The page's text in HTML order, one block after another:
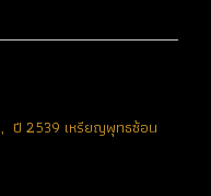
, ปี 2539 เหรียญพุทธซ้อน